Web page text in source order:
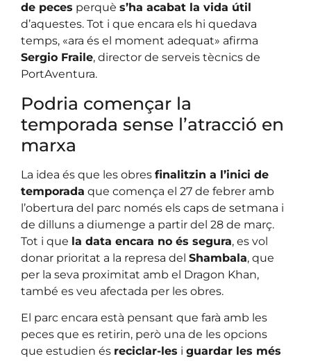
de peces perquè s’ha acabat la vida útil
d’aquestes. Tot i que encara els hi quedava
temps, «ara és el moment adequat» afirma
Sergio Fraile, director de serveis tècnics de
PortAventura.
Podria començar la
temporada sense l’atracció en
marxa
La idea és que les obres finalitzin a l’inici de
temporada que comença el 27 de febrer amb
l’obertura del parc només els caps de setmana i
de dilluns a diumenge a partir del 28 de març.
Tot i que la data encara no és segura, es vol
donar prioritat a la represa del Shambala, que
per la seva proximitat amb el Dragon Khan,
també es veu afectada per les obres.
El parc encara està pensant que farà amb les
peces que es retirin, però una de les opcions
que estudien és reciclar-les i guardar les més